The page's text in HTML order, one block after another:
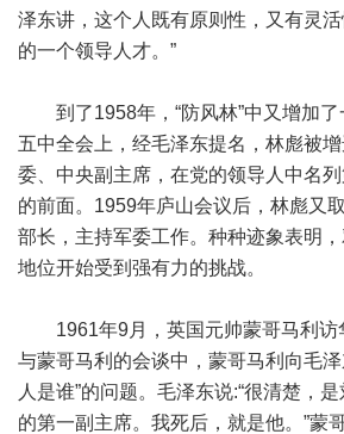
泽东讲，这个人既有原则性，又有灵
的一个领导人才。”
到了1958年，“防风林”中又增加了
五中全会上，经毛泽东提名，林彪被
委、中央副主席，在党的领导人中名
的前面。1959年庐山会议后，林彪又
部长，主持军委工作。种种迹象表明
地位开始受到强有力的挑战。
1961年9月，英国元帅蒙哥马利访
与蒙哥马利的会谈中，蒙哥马利向毛
人是谁”的问题。毛泽东说:“很清楚，
的第一副主席。我死后，就是他。”蒙